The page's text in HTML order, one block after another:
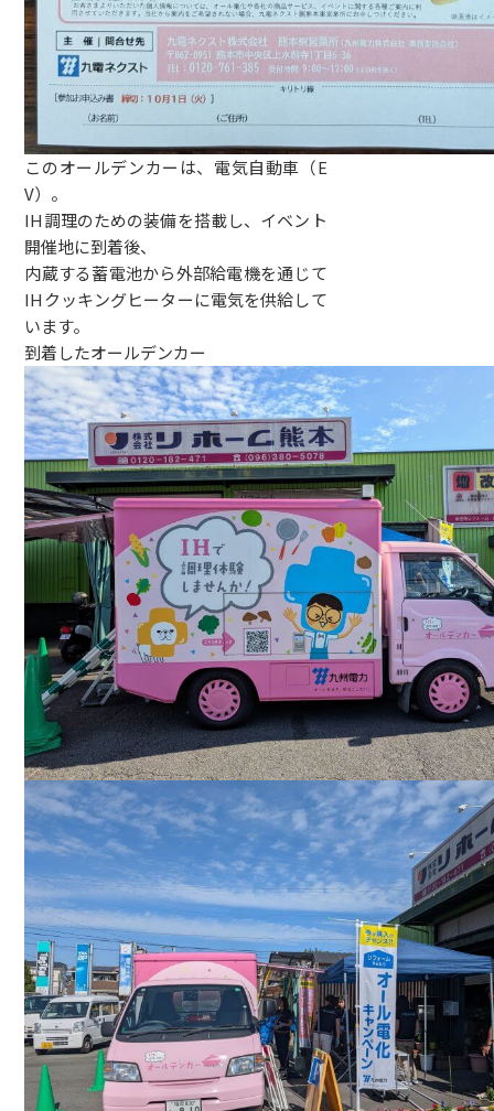
このオールデンカーは、電気自動車（E
V）。
IH調理のための装備を搭載し、イベント
開催地に到着後、
内蔵する蓄電池から外部給電機を通じて
IHクッキングヒーターに電気を供給して
います。
到着したオールデンカー